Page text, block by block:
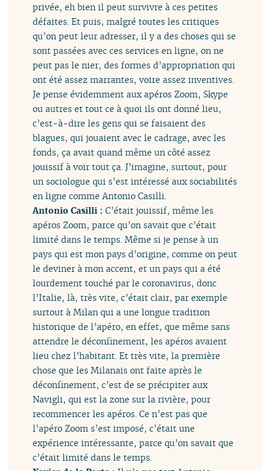
privée, eh bien il peut survivre à ces petites
défaites. Et puis, malgré toutes les critiques
qu’on peut leur adresser, il y a des choses qui se
sont passées avec ces services en ligne, on ne
peut pas le nier, des formes d’appropriation qui
ont été assez marrantes, voire assez inventives.
Je pense évidemment aux apéros Zoom, Skype
ou autres et tout ce à quoi ils ont donné lieu,
c’est-à-dire les gens qui se faisaient des
blagues, qui jouaient avec le cadrage, avec les
fonds, ça avait quand même un côté assez
jouissif à voir tout ça. J’imagine, surtout, pour
un sociologue qui s’est intéressé aux sociabilités
en ligne comme Antonio Casilli.
Antonio Casilli :C’était jouissif, même les
apéros Zoom, parce qu’on savait que c’était
limité dans le temps. Même si je pense à un
pays qui est mon pays d’origine, comme on peut
le deviner à mon accent, et un pays qui a été
lourdement touché par le coronavirus, donc
l’Italie, là, très vite, c’était clair, par exemple
surtout à Milan qui a une longue tradition
historique de l’apéro, en effet, que même sans
attendre le déconfinement, les apéros avaient
lieu chez l’habitant. Et très vite, la première
chose que les Milanais ont faite après le
déconfinement, c’est de se précipiter aux
Navigli, qui est la zone sur la rivière, pour
recommencer les apéros. Ce n’est pas que
l’apéro Zoom s’est imposé, c’était une
expérience intéressante, parce qu’on savait que
c’était limité dans le temps.